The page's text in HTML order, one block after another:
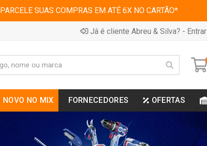
PARCELE SUAS COMPRAS EM ATÉ 6X NO CARTÃO*
Já é cliente Abreu & Silva? - Entrar
NOVO NO MIX FORNECEDORES OFERTAS